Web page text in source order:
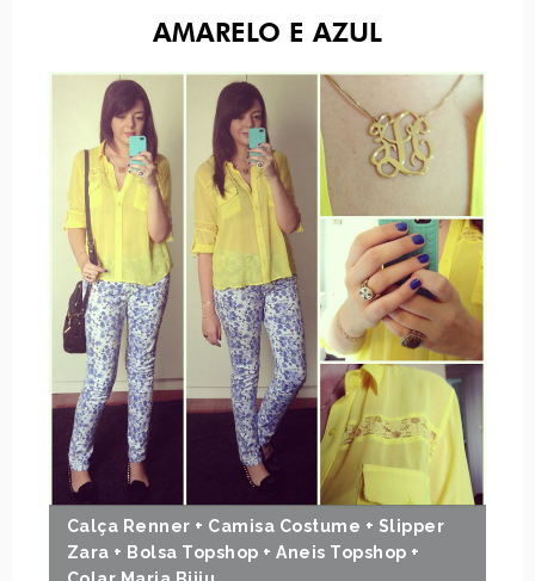
AMARELO E AZUL
Calça Renner + Camisa Costume + Slipper
Zara + Bolsa Topshop + Aneis Topshop +